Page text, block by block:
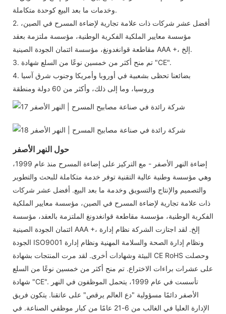
وخدمات ما بعد البيع كوحدة متكاملة.
2. أفضل عشر شركات ذات علامة تجارية لإضاءة المسرح في الصين،
مؤسسة معايير الملكية الفكرية الوطنية، مؤسسة ملتزمة بعقد
مقاطعة قوانغدونغ، مؤسسة ائتمان الجودة الصينية AAA +، إلخ.
3. تم منح أكثر من خمسين نوعًا من السلع شهادة "CE".
4. بضائعنا تحظى بشعبية في أوروبا وأمريكا وجنوب شرق آسيا
وروسيا، وما إلى ذلك، وأكثر من 60 دولة ومنطقة
حول النهر الأصفر
إضاءة النهر الأصفر - مع التركيز على إضاءة المسرح منذ عام 1999،
وهي مؤسسة وطنية عالية التقنية توفر خدمة متكاملة للبحث والتطوير
والتصميم والإنتاج والتسويق وخدمة ما بعد البيع. أفضل عشر شركات
ذات علامة تجارية لإضاءة المسرح في الصين، مؤسسة معايير الملكية
الفكرية الوطنية، مؤسسة مقاطعة قوانغدونغ الملتزمة بالعقد، مؤسسة
ائتمان الجودة الصينية AAA +، إلخ. لقد اجتازت الشركة نظام إدارة
الجودة ISO9001 ونظام إدارة الصحة والسلامة المهنية ونظام إدارة
البيئة وشهادات أخرى. لقد مرت المنتجات بشهادة CE RoHS وحصلت
على عشرات براءات الاختراع. تم منح أكثر من خمسين نوعًا من السلع
شهادة "CE". تأسست في عام 1999، يتحمل الموظفون في النهر
الأصفر دائمًا مسؤولية "دع العالم يرقص" على عاتقنا. يتكون فريق
الإدارة العليا في الغالب من 6-21 عامًا من كبار موظفي الصناعة. في